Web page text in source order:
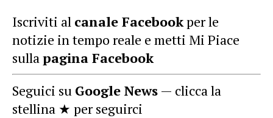
Iscriviti al canale Facebookper le
notizie in tempo reale e metti Mi Piace
sullapagina Facebook
Seguici su Google News — clicca la
stellina ★ per seguirci